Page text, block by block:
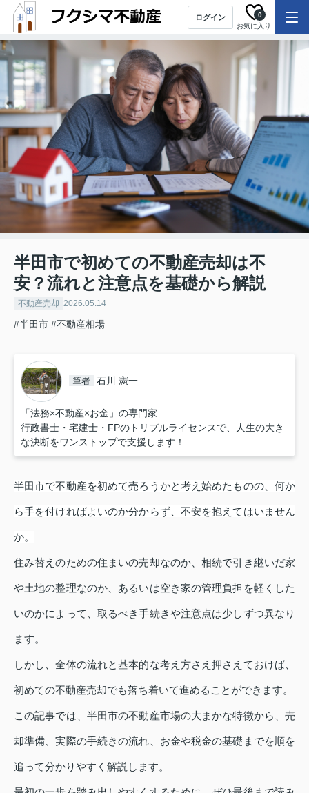
ログイン
お気に入り
0
半田市で初めての不動産売却は不
安？流れと注意点を基礎から解説
不動産売却 2026.05.14
#半田市 #不動産相場
筆者 石川 憲一
「法務×不動産×お金」の専門家
行政書士・宅建士・FPのトリプルライセンスで、人生の大き
な決断をワンストップで支援します！
半田市で不動産を初めて売ろうかと考え始めたものの、何か
ら手を付ければよいのか分からず、不安を抱えてはいません
か。
住み替えのための住まいの売却なのか、相続で引き継いだ家
や土地の整理なのか、あるいは空き家の管理負担を軽くした
いのかによって、取るべき手続きや注意点は少しずつ異なり
ます。
しかし、全体の流れと基本的な考え方さえ押さえておけば、
初めての不動産売却でも落ち着いて進めることができます。
この記事では、半田市の不動産市場の大まかな特徴から、売
却準備、実際の手続きの流れ、お金や税金の基礎までを順を
追って分かりやすく解説します。